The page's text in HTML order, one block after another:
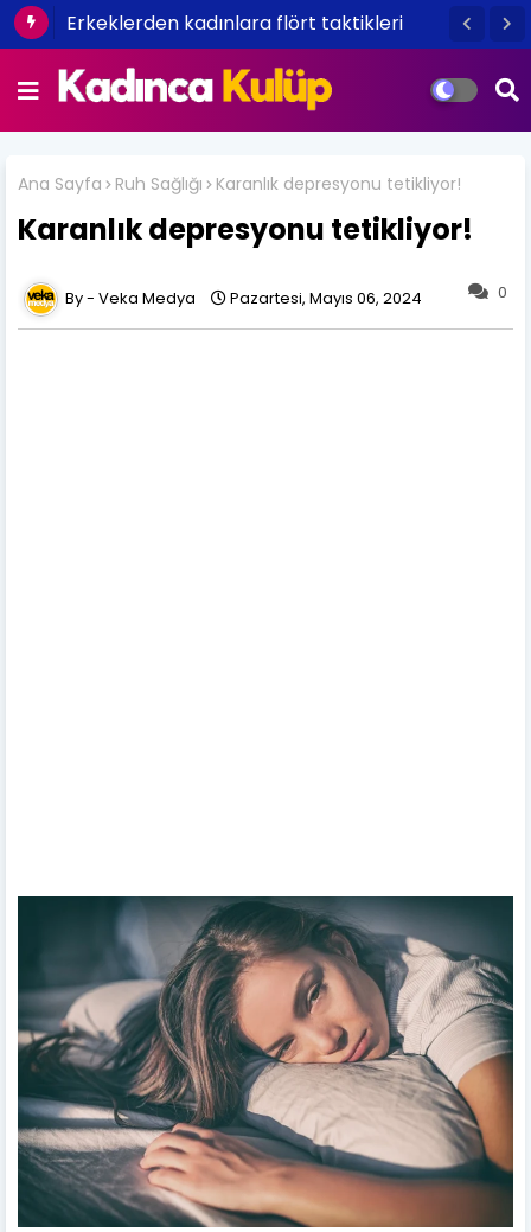
Erkeklerden kadınlara flört taktikleri
Ana Sayfa Ruh Sağlığı Karanlık depresyonu tetikliyor!
Karanlık depresyonu tetikliyor!
0
Veka Medya Pazartesi, Mayıs 06, 2024